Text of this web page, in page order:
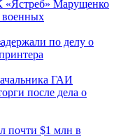
«Ястреб» Марущенко
военных
по делу о
ГАИ
после дела о
почти $1 млн в